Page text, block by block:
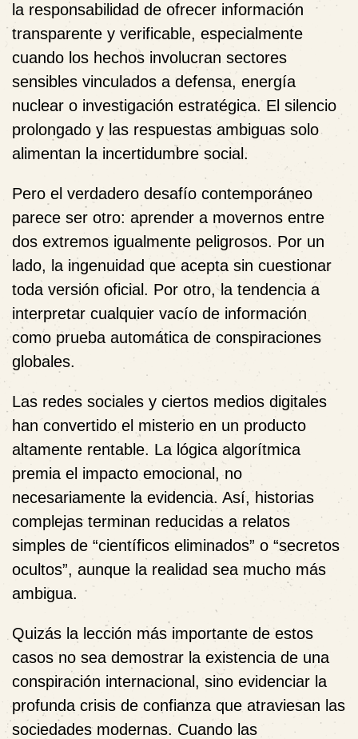
la responsabilidad de ofrecer información
transparente y verificable, especialmente
cuando los hechos involucran sectores
sensibles vinculados a defensa, energía
nuclear o investigación estratégica. El silencio
prolongado y las respuestas ambiguas solo
alimentan la incertidumbre social.
Pero el verdadero desafío contemporáneo
parece ser otro: aprender a movernos entre
dos extremos igualmente peligrosos. Por un
lado, la ingenuidad que acepta sin cuestionar
toda versión oficial. Por otro, la tendencia a
interpretar cualquier vacío de información
como prueba automática de conspiraciones
globales.
Las redes sociales y ciertos medios digitales
han convertido el misterio en un producto
altamente rentable. La lógica algorítmica
premia el impacto emocional, no
necesariamente la evidencia. Así, historias
complejas terminan reducidas a relatos
simples de “científicos eliminados” o “secretos
ocultos”, aunque la realidad sea mucho más
ambigua.
Quizás la lección más importante de estos
casos no sea demostrar la existencia de una
conspiración internacional, sino evidenciar la
profunda crisis de confianza que atraviesan las
sociedades modernas. Cuando las